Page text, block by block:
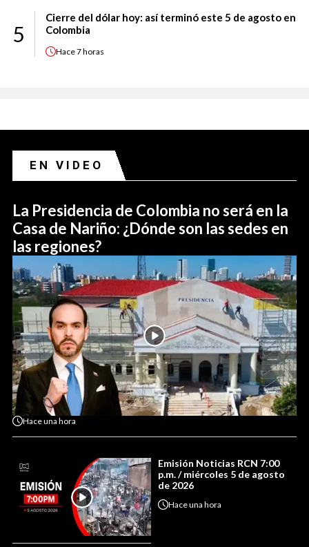
5
Cierre del dólar hoy: así terminó este 5 de agosto en
Colombia
Hace7 horas
EN VIDEO
La Presidencia de Colombia no será en la
Casa de Nariño: ¿Dónde son las sedes en
las regiones?
Haceuna hora
Emisión Noticias RCN 7:00
p.m. / miércoles 5 de agosto
de 2026
Haceuna hora